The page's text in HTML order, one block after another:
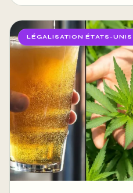
la
LÉGALISATION ÉTATS-UNIS